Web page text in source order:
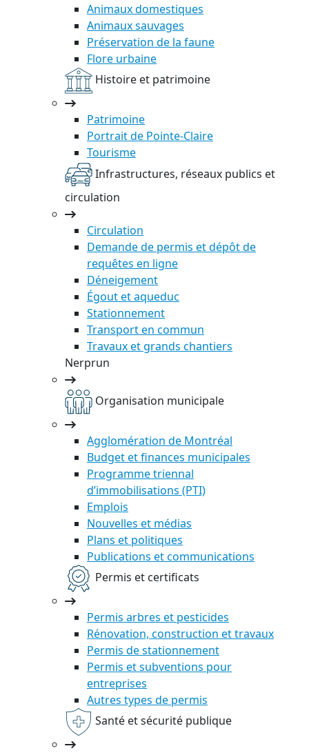
Animaux domestiques
Animaux sauvages
Préservation de la faune
Flore urbaine
Histoire et patrimoine
Patrimoine
Portrait de Pointe-Claire
Tourisme
Infrastructures, réseaux publics et
circulation
Circulation
Demande de permis et dépôt de
requêtes en ligne
Déneigement
Égout et aqueduc
Stationnement
Transport en commun
Travaux et grands chantiers
Nerprun
Organisation municipale
Agglomération de Montréal
Budget et finances municipales
Programme triennal
d’immobilisations (PTI)
Emplois
Nouvelles et médias
Plans et politiques
Publications et communications
Permis et certificats
Permis arbres et pesticides
Rénovation, construction et travaux
Permis de stationnement
Permis et subventions pour
entreprises
Autres types de permis
Santé et sécurité publique